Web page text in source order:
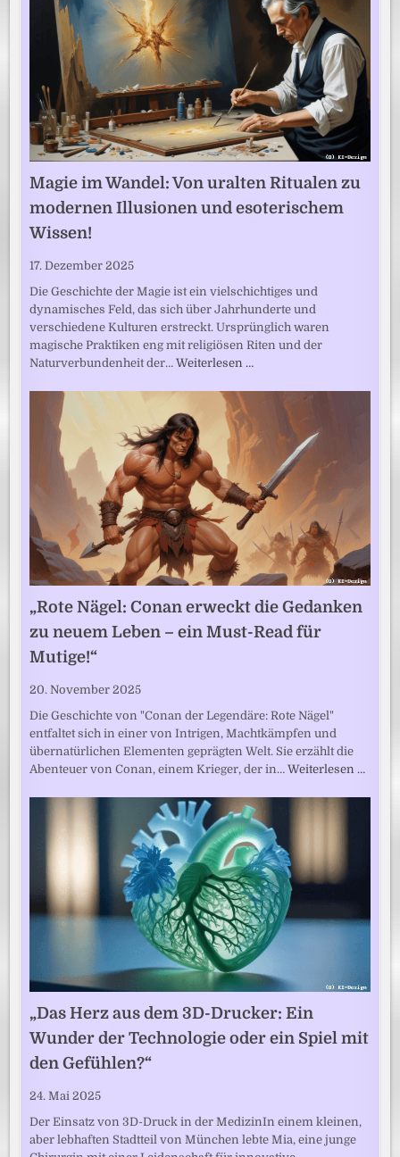
Magie im Wandel: Von uralten Ritualen zu
modernen Illusionen und esoterischem
Wissen!
17. Dezember 2025
Die Geschichte der Magie ist ein vielschichtiges und
dynamisches Feld, das sich über Jahrhunderte und
verschiedene Kulturen erstreckt. Ursprünglich waren
magische Praktiken eng mit religiösen Riten und der
Naturverbundenheit der…Weiterlesen …
„Rote Nägel: Conan erweckt die Gedanken
zu neuem Leben – ein Must-Read für
Mutige!“
20. November 2025
Die Geschichte von "Conan der Legendäre: Rote Nägel"
entfaltet sich in einer von Intrigen, Machtkämpfen und
übernatürlichen Elementen geprägten Welt. Sie erzählt die
Abenteuer von Conan, einem Krieger, der in…Weiterlesen …
„Das Herz aus dem 3D-Drucker: Ein
Wunder der Technologie oder ein Spiel mit
den Gefühlen?“
24. Mai 2025
Der Einsatz von 3D-Druck in der MedizinIn einem kleinen,
aber lebhaften Stadtteil von München lebte Mia, eine junge